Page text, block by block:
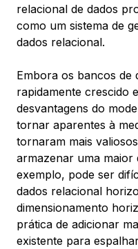
relacional de dados
como um sistema de
dados relacional.
Embora os bancos de
rapidamente crescido
desvantagens do
tornar aparentes à
tornaram mais
armazenar uma maior
exemplo, pode ser
dados relacional
dimensionamento
prática de adicionar
existente para